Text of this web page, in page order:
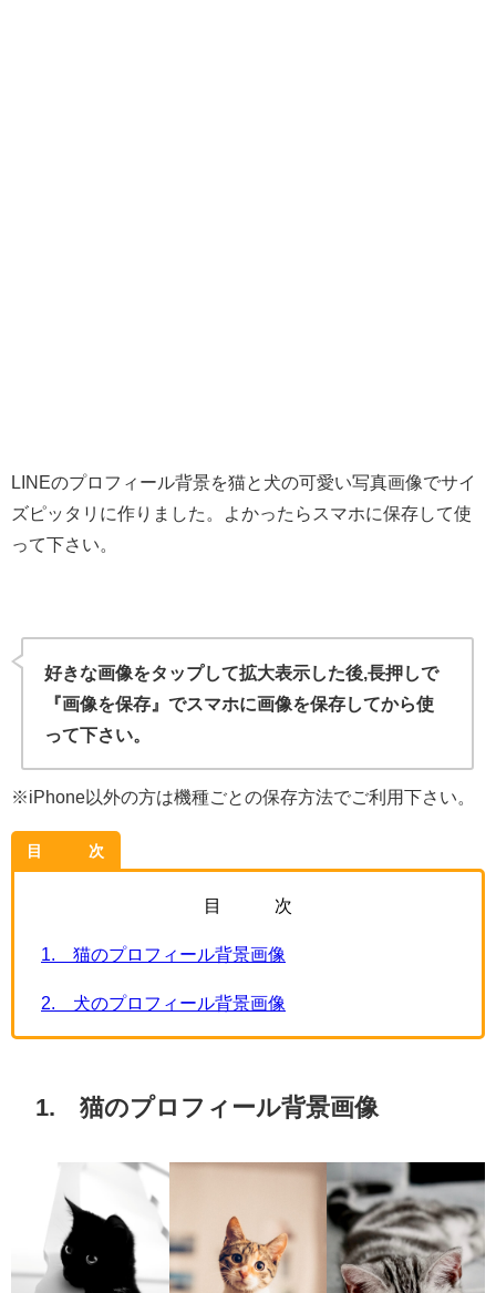
LINEのプロフィール背景を猫と犬の可愛い写真画像でサイ
ズピッタリに作りました。よかったらスマホに保存して使
って下さい。
好きな画像をタップして拡大表示した後,長押しで
『画像を保存』でスマホに画像を保存してから使
って下さい。
※iPhone以外の方は機種ごとの保存方法でご利用下さい。
目 次
目 次
1. 猫のプロフィール背景画像
2. 犬のプロフィール背景画像
1. 猫のプロフィール背景画像